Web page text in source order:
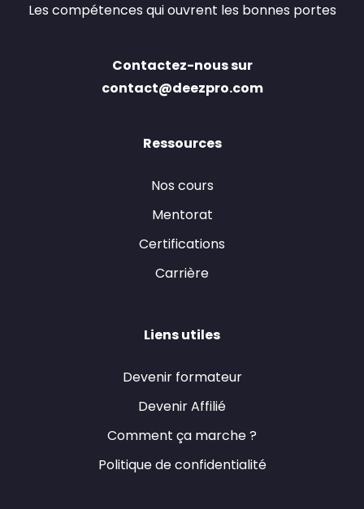
Les compétences qui ouvrent les bonnes portes
Contactez-nous sur
contact@deezpro.com
Ressources
Nos cours
Mentorat
Certifications
Carrière
Liens utiles
Devenir formateur
Devenir Affilié
Comment ça marche ?
Politique de confidentialité